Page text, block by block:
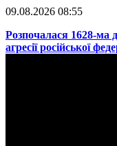
09.08.2026 08:55
​Розпочалася 1628-ма
агресії російської